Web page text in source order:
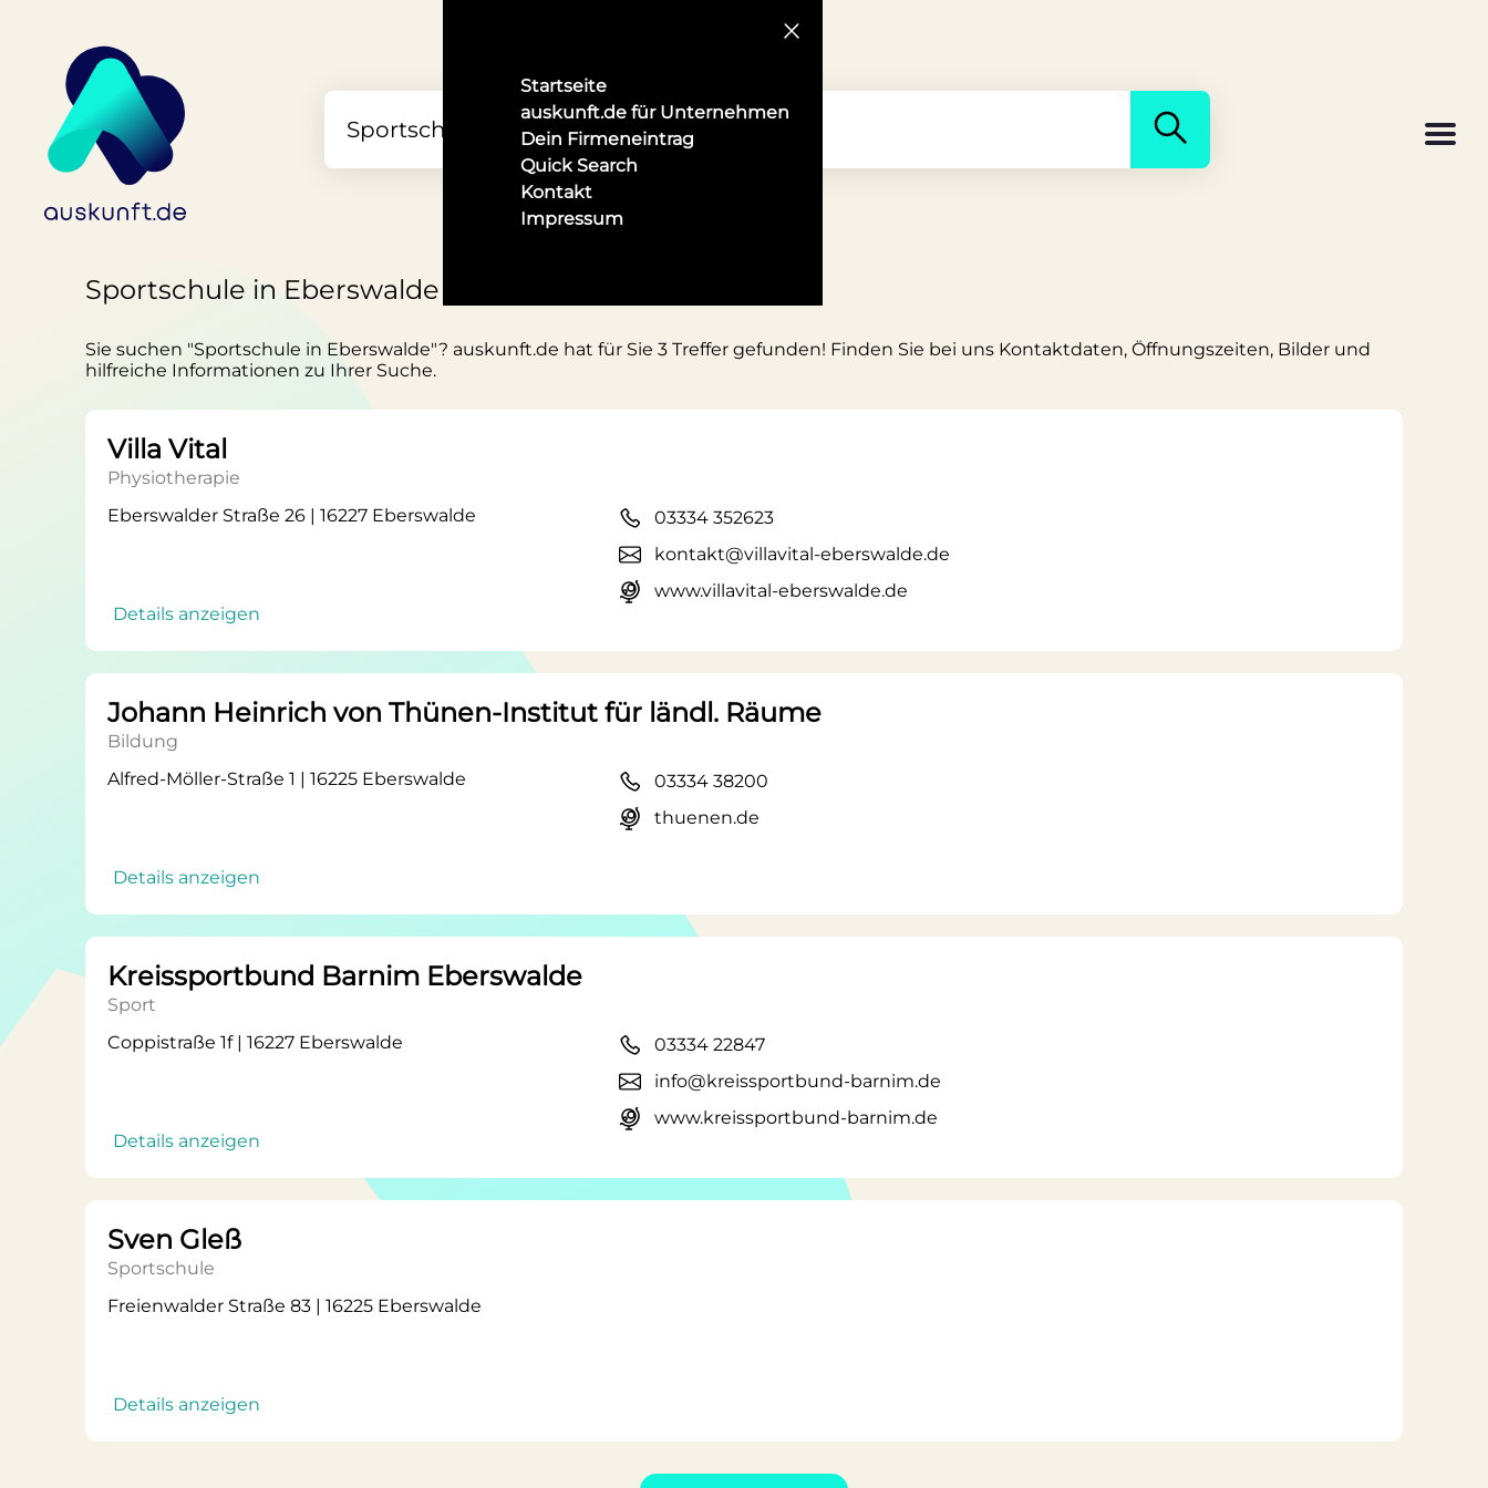
Startseite
auskunft.de für Unternehmen
Dein Firmeneintrag
Quick Search
Kontakt
Impressum
Sportschule in Eberswalde
Sie suchen "Sportschule in Eberswalde"? auskunft.de hat für Sie 3 Treffer gefunden! Finden Sie bei uns Kontaktdaten, Öffnungszeiten, Bilder und
hilfreiche Informationen zu Ihrer Suche.
Villa Vital
Physiotherapie
Eberswalder Straße 26 | 16227 Eberswalde
Details anzeigen
03334 352623
kontakt@villavital-eberswalde.de
www.villavital-eberswalde.de
Johann Heinrich von Thünen-Institut für ländl. Räume
Bildung
Alfred-Möller-Straße 1 | 16225 Eberswalde
Details anzeigen
03334 38200
thuenen.de
Kreissportbund Barnim Eberswalde
Sport
Coppistraße 1f | 16227 Eberswalde
Details anzeigen
03334 22847
info@kreissportbund-barnim.de
www.kreissportbund-barnim.de
Sven Gleß
Sportschule
Freienwalder Straße 83 | 16225 Eberswalde
Details anzeigen